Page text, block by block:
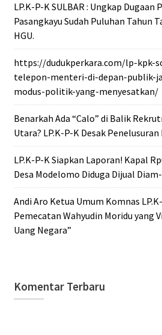
LP.K-P-K SULBAR : Ungkap
Pasangkayu Sudah Puluhan Tahun
HGU.
https://dudukperkara.com/lp-kpk-
telepon-menteri-di-depan-publik-
modus-politik-yang-menyesatkan/
Benarkah Ada “Calo” di Balik
Utara? LP.K-P-K Desak Penelusuran
LP.K-P-K Siapkan Laporan! Kapal
Desa Modelomo Diduga Dijual
Andi Aro Ketua Umum Komnas
Pemecatan Wahyudin Moridu yang
Uang Negara”
Komentar Terbaru